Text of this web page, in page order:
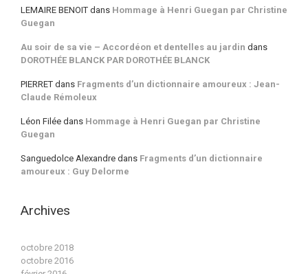
LEMAIRE BENOIT dans Hommage à Henri Guegan par Christine
Guegan
Au soir de sa vie – Accordéon et dentelles au jardin dans
DOROTHÉE BLANCK PAR DOROTHÉE BLANCK
PIERRET dans Fragments d’un dictionnaire amoureux : Jean-
Claude Rémoleux
Léon Filée dans Hommage à Henri Guegan par Christine
Guegan
Sanguedolce Alexandre dans Fragments d’un dictionnaire
amoureux : Guy Delorme
Archives
octobre 2018
octobre 2016